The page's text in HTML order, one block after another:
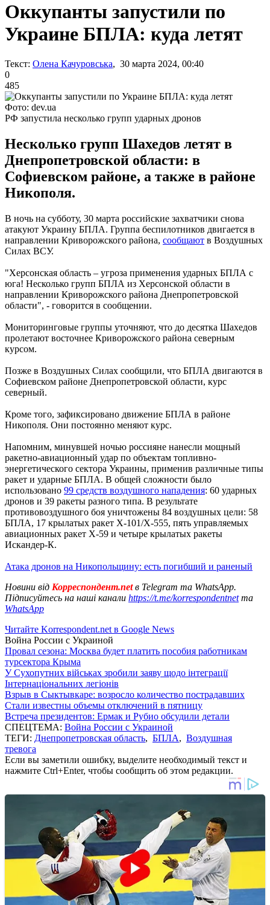
Оккупанты запустили по
Украине БПЛА: куда летят
Текст: Олена Качуровська, 30 марта 2024, 00:40
0
485
Фото: dev.ua
РФ запустила несколько групп ударных дронов
Несколько групп Шахедов летят в
Днепропетровской области: в
Софиевском районе, а также в районе
Никополя.
В ночь на субботу, 30 марта российские захватчики снова
атакуют Украину БПЛА. Группа беспилотников двигается в
направлении Криворожского района, сообщают в Воздушных
Силах ВСУ.
"Херсонская область – угроза применения ударных БПЛА с
юга! Несколько групп БПЛА из Херсонской области в
направлении Криворожского района Днепропетровской
области", - говорится в сообщении.
Мониторинговые группы уточняют, что до десятка Шахедов
пролетают восточнее Криворожского района северным
курсом.
Позже в Воздушных Силах сообщили, что БПЛА двигаются в
Софиевском районе Днепропетровской области, курс
северный.
Кроме того, зафиксировано движение БПЛА в районе
Никополя. Они постоянно меняют курс.
Напомним, минувшей ночью россияне нанесли мощный
ракетно-авиационный удар по объектам топливно-
энергетического сектора Украины, применив различные типы
ракет и ударные БПЛА. В общей сложности было
использовано 99 средств воздушного нападения: 60 ударных
дронов и 39 ракеты разного типа. В результате
противовоздушного боя уничтожены 84 воздушных цели: 58
БПЛА, 17 крылатых ракет Х-101/Х-555, пять управляемых
авиационных ракет Х-59 и четыре крылатых ракеты
Искандер-К.
Атака дронов на Никопольщину: есть погибший и раненый
Новини від Корреспондент.netв Telegram та WhatsApp.
Підписуйтесь на наші канали https://t.me/korrespondentnetта
WhatsApp
Читайте Korrespondent.net в Google News
Война России с Украиной
Провал сезона: Москва будет платить пособия работникам
турсектора Крыма
У Сухопутних військах зробили заяву щодо інтеграції
Інтернаціональних легіонів
Взрыв в Сыктывкаре: возросло количество пострадавших
Стали известны объемы отключений в пятницу
Встреча президентов: Ермак и Рубио обсудили детали
СПЕЦТЕМА: Война России с Украиной
ТЕГИ: Днепропетровская область, БПЛА, Воздушная
тревога
Если вы заметили ошибку, выделите необходимый текст и
нажмите Ctrl+Enter, чтобы сообщить об этом редакции.